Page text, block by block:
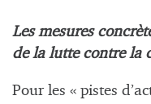
Les mesures
de la lutte contre la
Pour les « pistes